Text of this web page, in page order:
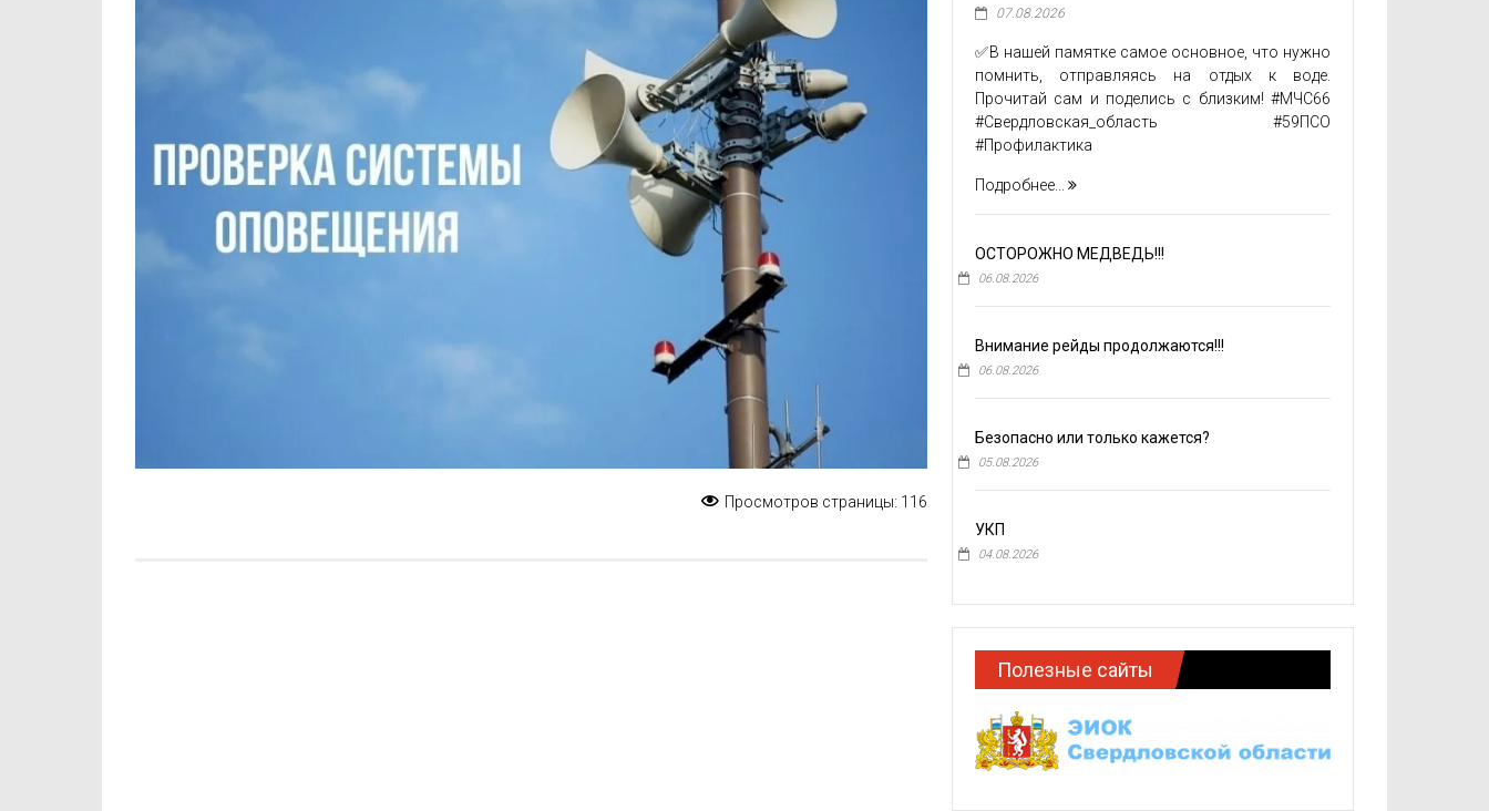
Просмотров страницы: 116
07.08.2026
✅В нашей памятке самое основное, что нужно
помнить, отправляясь на отдых к воде.
Прочитай сам и поделись с близким! #МЧС66
#Свердловская_область #59ПСО
#Профилактика
Подробнее...
ОСТОРОЖНО МЕДВЕДЬ!!!
06.08.2026
Внимание рейды продолжаются!!!
06.08.2026
Безопасно или только кажется?
05.08.2026
УКП
04.08.2026
Полезные сайты